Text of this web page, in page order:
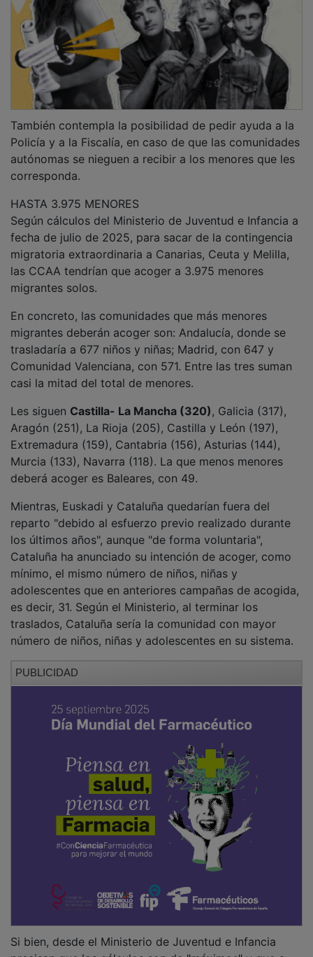
Policía y a la Fiscalía, en caso de que las comunidades
autónomas se nieguen a recibir a los menores que les
corresponda.
Según cálculos del Ministerio de Juventud e Infancia a
fecha de julio de 2025, para sacar de la contingencia
migratoria extraordinaria a Canarias, Ceuta y Melilla,
las CCAA tendrían que acoger a 3.975 menores
migrantes solos.
migrantes deberán acoger son: Andalucía, donde se
trasladaría a 677 niños y niñas; Madrid, con 647 y
Comunidad Valenciana, con 571. Entre las tres suman
casi la mitad del total de menores.
Aragón (251), La Rioja (205), Castilla y León (197),
Extremadura (159), Cantabria (156), Asturias (144),
Murcia (133), Navarra (118). La que menos menores
deberá acoger es Baleares, con 49.
reparto "debido al esfuerzo previo realizado durante
los últimos años", aunque "de forma voluntaria",
Cataluña ha anunciado su intención de acoger, como
mínimo, el mismo número de niños, niñas y
adolescentes que en anteriores campañas de acogida,
es decir, 31. Según el Ministerio, al terminar los
traslados, Cataluña sería la comunidad con mayor
número de niños, niñas y adolescentes en su sistema.
precisan que los cálculos son de "máximos" y que a